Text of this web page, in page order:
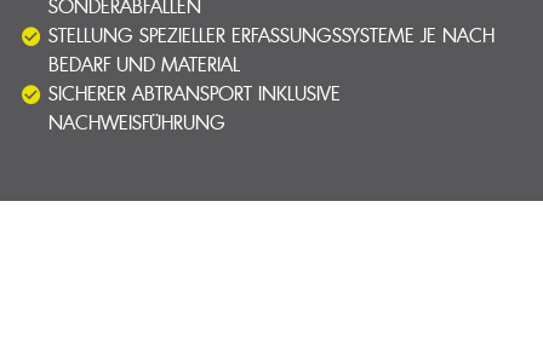
SONDERABFÄLLEN
STELLUNG SPEZIELLER ERFASSUNGSSYSTEME JE NACH
BEDARF UND MATERIAL
SICHERER ABTRANSPORT INKLUSIVE
NACHWEISFÜHRUNG